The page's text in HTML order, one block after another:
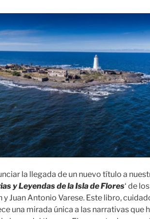
la llegada de un nuevo título a
y Leyendas de la Isla de Flores‘ de
y Juan Antonio Varese. Este libro,
una mirada única a las narrativas que